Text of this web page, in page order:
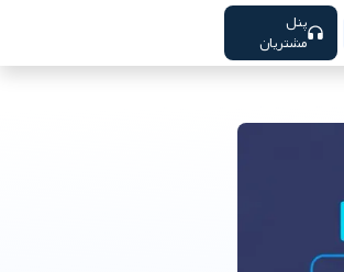
پنل
مشتریان